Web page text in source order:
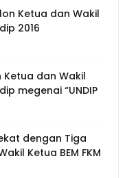
Ketua dan Wakil
2016
dan Wakil
megenai “UNDIP
dengan Tiga
Ketua BEM FKM